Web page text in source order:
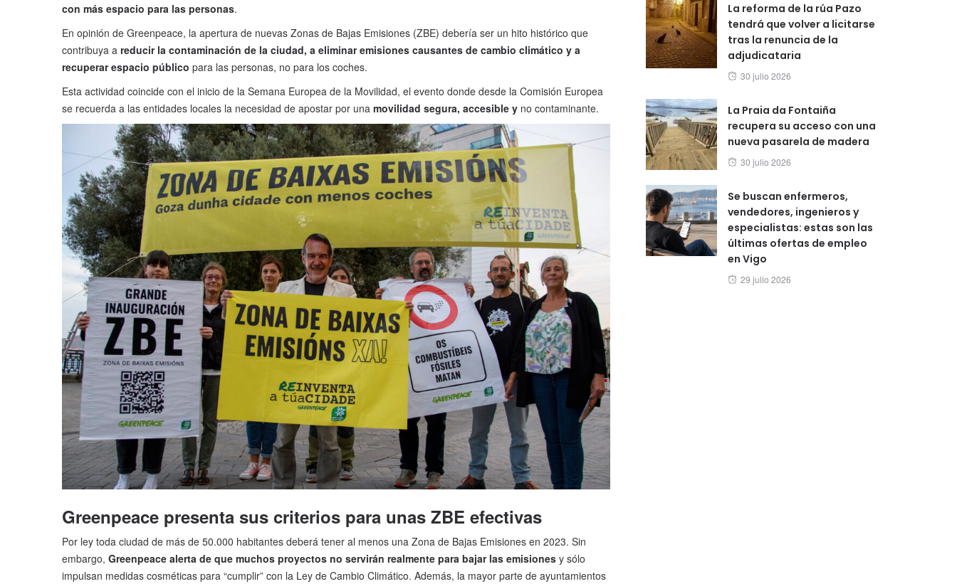
con más espacio para las personas.
En opinión de Greenpeace, la apertura de nuevas Zonas de Bajas Emisiones (ZBE) debería ser un hito histórico que
contribuya a reducir la contaminación de la ciudad, a eliminar emisiones causantes de cambio climático y a
recuperar espacio público para las personas, no para los coches.
Esta actividad coincide con el inicio de la Semana Europea de la Movilidad, el evento donde desde la Comisión Europea
se recuerda a las entidades locales la necesidad de apostar por una movilidad segura, accesible y no contaminante.
Greenpeace presenta sus criterios para unas ZBE efectivas
Por ley toda ciudad de más de 50.000 habitantes deberá tener al menos una Zona de Bajas Emisiones en 2023. Sin
embargo, Greenpeace alerta de que muchos proyectos no servirán realmente para bajar las emisiones y sólo
impulsan medidas cosméticas para “cumplir” con la Ley de Cambio Climático. Además, la mayor parte de ayuntamientos
La reforma de la rúa Pazo
tendrá que volver a licitarse
tras la renuncia de la
adjudicataria
Posted
30 julio 2026
La Praia da Fontaiña
recupera su acceso con una
nueva pasarela de madera
Posted
30 julio 2026
Se buscan enfermeros,
vendedores, ingenieros y
especialistas: estas son las
últimas ofertas de empleo
en Vigo
Posted
29 julio 2026